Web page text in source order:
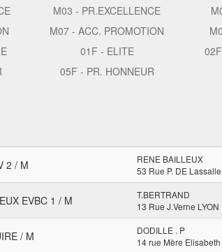
M03 - PR.EXCELLENCE
M07 - ACC. PROMOTION
01F - ELITE
05F - PR. HONNEUR
2 / M
RENE BAILLEUX
53 Rue P. DE Lassalle
EVBC 1 / M
T.BERTRAND
13 Rue J.Verne LYON
/ M
DODILLE . P
14 rue Mère Elisabeth